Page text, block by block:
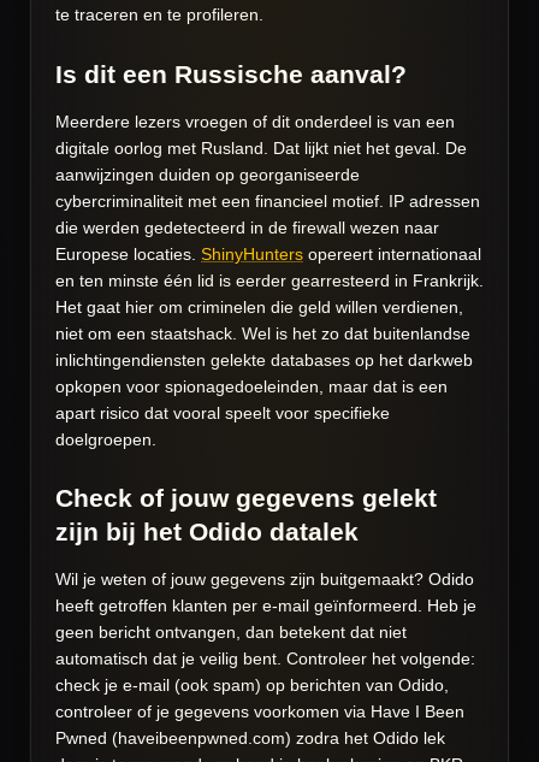
te traceren en te profileren.
Is dit een Russische aanval?
Meerdere lezers vroegen of dit onderdeel is van een
digitale oorlog met Rusland. Dat lijkt niet het geval. De
aanwijzingen duiden op georganiseerde
cybercriminaliteit met een financieel motief. IP adressen
die werden gedetecteerd in de firewall wezen naar
Europese locaties. ShinyHunters opereert internationaal
en ten minste één lid is eerder gearresteerd in Frankrijk.
Het gaat hier om criminelen die geld willen verdienen,
niet om een staatshack. Wel is het zo dat buitenlandse
inlichtingendiensten gelekte databases op het darkweb
opkopen voor spionagedoeleinden, maar dat is een
apart risico dat vooral speelt voor specifieke
doelgroepen.
Check of jouw gegevens gelekt
zijn bij het Odido datalek
Wil je weten of jouw gegevens zijn buitgemaakt? Odido
heeft getroffen klanten per e-mail geïnformeerd. Heb je
geen bericht ontvangen, dan betekent dat niet
automatisch dat je veilig bent. Controleer het volgende:
check je e-mail (ook spam) op berichten van Odido,
controleer of je gegevens voorkomen via Have I Been
Pwned (haveibeenpwned.com) zodra het Odido lek